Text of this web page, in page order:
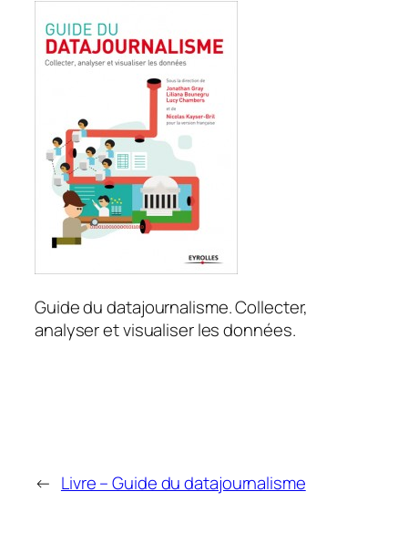
Guide du datajournalisme. Collecter,
analyser et visualiser les données.
← Livre – Guide du datajournalisme